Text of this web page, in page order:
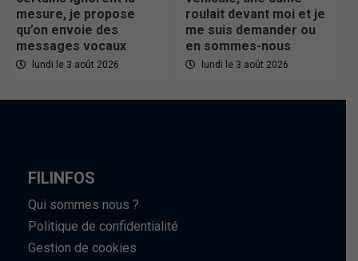
mesure, je propose
qu’on envoie des
messages vocaux
lundi le 3 août 2026
roulait devant moi et je
me suis demander ou
en sommes-nous
lundi le 3 août 2026
FILINFOS
Qui sommes nous ?
Politique de confidentialité
Gestion de cookies